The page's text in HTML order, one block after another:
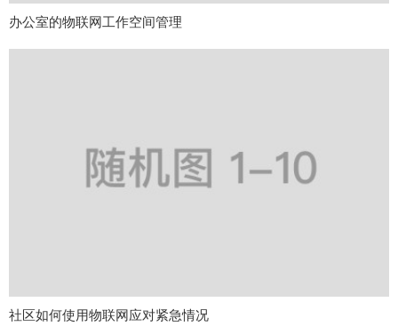
办公室的物联网工作空间管理
社区如何使用物联网应对紧急情况